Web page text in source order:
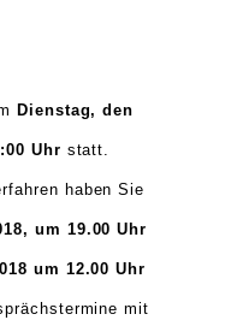
Dienstag, den
Uhr statt.
haben Sie
um 19.00 Uhr
um 12.00 Uhr
mit